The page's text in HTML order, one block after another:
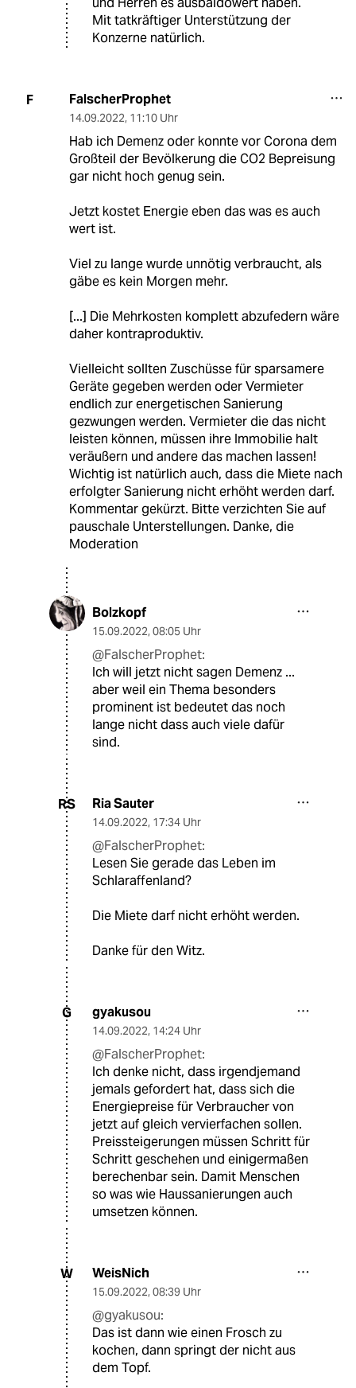
Mit tatkräftiger Unterstützung der
Konzerne natürlich.
F FalscherProphet
14.09.2022, 11:10 Uhr
Hab ich Demenz oder konnte vor Corona dem
Großteil der Bevölkerung die CO2 Bepreisung
gar nicht hoch genug sein.
Jetzt kostet Energie eben das was es auch
wert ist.
Viel zu lange wurde unnötig verbraucht, als
gäbe es kein Morgen mehr.
[...] Die Mehrkosten komplett abzufedern wäre
daher kontraproduktiv.
Vielleicht sollten Zuschüsse für sparsamere
Geräte gegeben werden oder Vermieter
endlich zur energetischen Sanierung
gezwungen werden. Vermieter die das nicht
leisten können, müssen ihre Immobilie halt
veräußern und andere das machen lassen!
Wichtig ist natürlich auch, dass die Miete nach
erfolgter Sanierung nicht erhöht werden darf.
Kommentar gekürzt. Bitte verzichten Sie auf
pauschale Unterstellungen. Danke, die
Moderation
Bolzkopf
15.09.2022, 08:05 Uhr
@FalscherProphet:
Ich will jetzt nicht sagen Demenz ...
aber weil ein Thema besonders
prominent ist bedeutet das noch
lange nicht dass auch viele dafür
sind.
RS Ria Sauter
14.09.2022, 17:34 Uhr
@FalscherProphet:
Lesen Sie gerade das Leben im
Schlaraffenland?
Die Miete darf nicht erhöht werden.
Danke für den Witz.
G gyakusou
14.09.2022, 14:24 Uhr
@FalscherProphet:
Ich denke nicht, dass irgendjemand
jemals gefordert hat, dass sich die
Energiepreise für Verbraucher von
jetzt auf gleich vervierfachen sollen.
Preissteigerungen müssen Schritt für
Schritt geschehen und einigermaßen
berechenbar sein. Damit Menschen
so was wie Haussanierungen auch
umsetzen können.
W WeisNich
15.09.2022, 08:39 Uhr
@gyakusou:
Das ist dann wie einen Frosch zu
kochen, dann springt der nicht aus
dem Topf.